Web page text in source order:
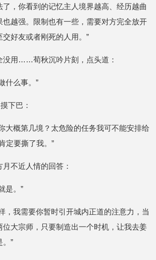
，你看到的记忆主人境界越高、经历越曲
也越强。限制也有一些，需要对方完全放开
好友或者刚死的人用。”
没用……荀秋沉吟片刻，点头道：
什么事。”
下巴：
大概第几境？太危险的任务我可不能安排给
定要撕了我。”
不近人情的回答：
是。”
我需要你暂时引开城内正道的注意力，当
位大宗师，只要制造出一个时机，让我去姜
。”